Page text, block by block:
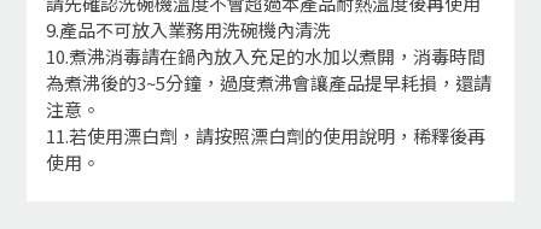
9.產品不可放入業務用洗碗機內清洗
10.煮沸消毒請在鍋內放入充足的水加以煮開，消毒時間
為煮沸後的3~5分鐘，過度煮沸會讓產品提早耗損，還請
注意。
11.若使用漂白劑，請按照漂白劑的使用說明，稀釋後再
使用。